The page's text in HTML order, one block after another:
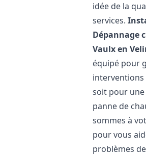
idée de la
services.
Dépannage
Vaulx en
équipé pour
interventions
soit pour
panne de
sommes à
pour vous
problèmes